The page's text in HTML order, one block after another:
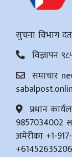
सुचना विभाग
विज्ञापन
समाचार
प्रधान
9857034002
अमेरीका +1-